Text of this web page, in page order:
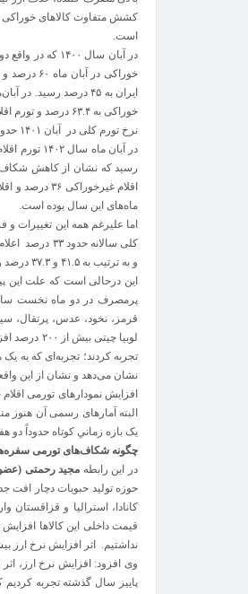
کشش متفاوت کالاهای خوراکی
است.
در آبان سال
نرخ تورم کلی در آبان ۱۴۰۱ حدود ۴۴ درصد بوده است.
ماه‌های این سال بوده است.
اما علیرغم همه این تغییرات
کلی سالانه
و به ترتیب به ۴۱.۵ و ۳۷.۳ درصد رسید.
این درحالی است که علت این
تجربه کردند؛ تجربه‌ای که به
نشان می‌دهد و نشان از این
افزایش نمودارهای تورمی
یک بازه زمانیِ کوتاه حدوداً دو
چگونه شکاف‌های تورمی
در این رابطه مجید رحمتی (عضو
حوزه تولید حبوبات دچار افت
کانادا، استرالیا و
قیمت داخلی این کالاها
نداشتیم. اثر افزایش نرخ ارز
وی افزود: افزایش نرخ ارز،